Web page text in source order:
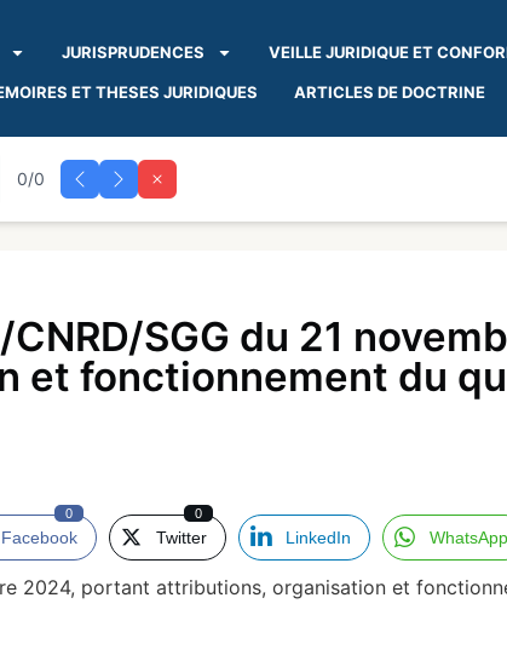
JURISPRUDENCES VEILLE JURIDIQUE ET
ET THESES JURIDIQUES ARTICLES DE DOCTRINE
0/0
SGG du 21
et fonctionnement du
Facebook
0
Twitter
0
LinkedIn WhatsApp
2024, portant attributions, organisation et